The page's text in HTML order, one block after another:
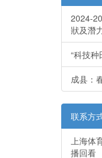
2024-
狀及潛
“科技
成县：
联系方
上海体
播回看